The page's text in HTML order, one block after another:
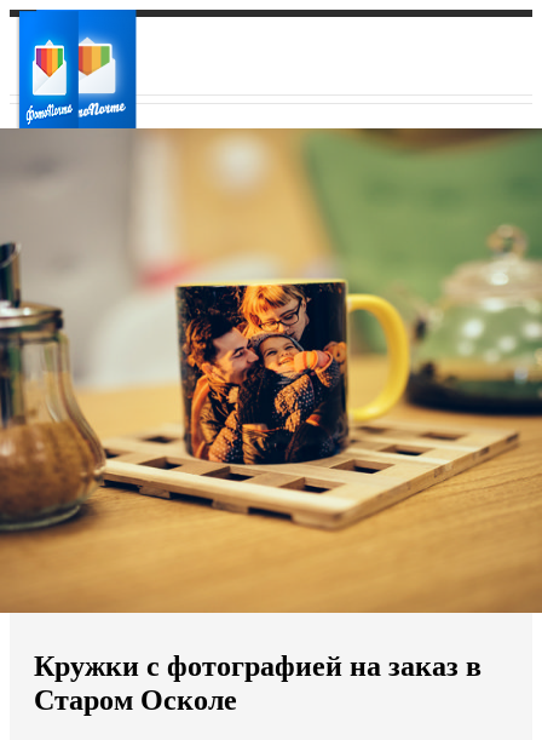
Ваш регион доставки
Выберите из списка:
Мы доставляем по всему миру
Продолжить без города
Кружки с фотографией на заказ в
Старом Осколе